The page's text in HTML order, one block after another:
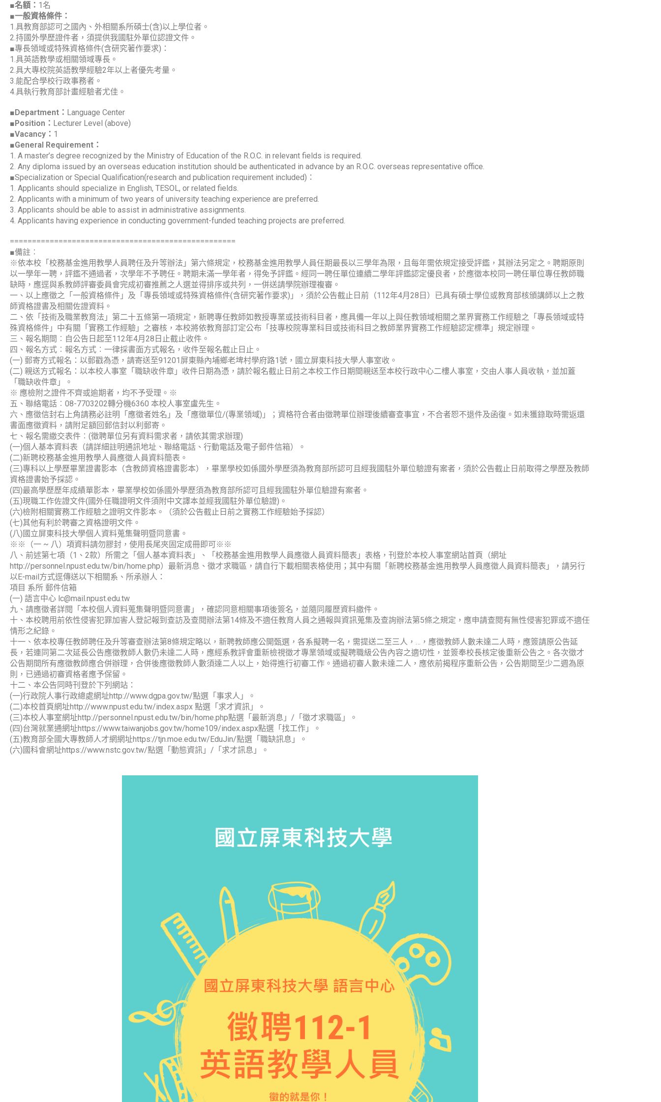
■名額： 1名
■一般資格條件：
1.具教育部認可之國內、外相關系所碩士(含)以上學位者。
2.持國外學歷證件者，須提供我國駐外單位認證文件。
■專長領域或特殊資格條件(含研究著作要求)：
1.具英語教學或相關領域專長。
2.具大專校院英語教學經驗2年以上者優先考量。
3.能配合學校行政事務者。
4.具執行教育部計畫經驗者尤佳。
■Department： Language Center
■Position： Lecturer Level (above)
■Vacancy： 1
■General Requirement：
1. A master’s degree recognized by the Ministry of Education of the R.O.C. in relevant fields is required.
2. Any diploma issued by an overseas education institution should be authenticated in advance by an R.O.C. overseas representative office.
■Specialization or Special Qualification(research and publication requirement included)：
1. Applicants should specialize in English, TESOL, or related fields.
2. Applicants with a minimum of two years of university teaching experience are preferred.
3. Applicants should be able to assist in administrative assignments.
4. Applicants having experience in conducting government-funded teaching projects are preferred.
===================================================
■備註︰
※依本校「校務基金進用教學人員聘任及升等辦法」第六條規定，校務基金進用教學人員任期最長以三學年為限，且每年需依規定接受評鑑，其辦法另定之。聘期原則
以一學年一聘，評鑑不通過者，次學年不予聘任。聘期未滿一學年者，得免予評鑑。經同一聘任單位連續二學年評鑑認定優良者，於應徵本校同一聘任單位專任教師職
缺時，應逕與系教師評審委員會完成初審推薦之人選並得排序或共列，一併送請學院辦理複審。
一、以上應徵之「一般資格條件」及「專長領域或特殊資格條件(含研究著作要求)」，須於公告截止日前（112年4月28日）已具有碩士學位或教育部核頒講師以上之教
師資格證書及相關佐證資料。
二、依「技術及職業教育法」第二十五條第一項規定，新聘專任教師如教授專業或技術科目者，應具備一年以上與任教領域相關之業界實務工作經驗之「專長領域或特
殊資格條件」中有關「實務工作經驗」之審核，本校將依教育部訂定公布「技專校院專業科目或技術科目之教師業界實務工作經驗認定標準」規定辦理。
三、報名期間︰自公告日起至112年4月28日止截止收件。
四、報名方式︰報名方式︰一律採書面方式報名，收件至報名截止日止。
(一) 郵寄方式報名：以郵戳為憑，請寄送至91201屏東縣內埔鄉老埤村學府路1號，國立屏東科技大學人事室收。
(二) 親送方式報名：以本校人事室「職缺收件章」收件日期為憑，請於報名截止日前之本校工作日期間親送至本校行政中心二樓人事室，交由人事人員收執，並加蓋
「職缺收件章」。
※ 應檢附之證件不齊或逾期者，均不予受理。※
五、聯絡電話︰08-7703202轉分機6360 本校人事室盧先生。
六、應徵信封右上角請務必註明「應徵者姓名」及「應徵單位/(專業領域)」；資格符合者由徵聘單位辦理後續審查事宜，不合者恕不退件及函復。如未獲錄取時需返還
書面應徵資料，請附足額回郵信封以利郵寄。
七、報名需繳交表件︰(徵聘單位另有資料需求者，請依其需求辦理)
(一)個人基本資料表（請詳細註明通訊地址、聯絡電話、行動電話及電子郵件信箱）。
(二)新聘校務基金進用教學人員應徵人員資料簡表。
(三)專科以上學歷畢業證書影本（含教師資格證書影本），畢業學校如係國外學歷須為教育部所認可且經我國駐外單位驗證有案者，須於公告截止日前取得之學歷及教師
資格證書始予採認。
(四)最高學歷歷年成績單影本，畢業學校如係國外學歷須為教育部所認可且經我國駐外單位驗證有案者。
(五)現職工作佐證文件(國外任職證明文件須附中文譯本並經我國駐外單位驗證)。
(六)檢附相關實務工作經驗之證明文件影本。（須於公告截止日前之實務工作經驗始予採認）
(七)其他有利於聘審之資格證明文件。
(八)國立屏東科技大學個人資料蒐集聲明暨同意書。
※※（一 ~ 八）項資料請勿膠封，使用長尾夾固定成冊即可※※
八、前述第七項（1、2款）所需之「個人基本資料表」、「校務基金進用教學人員應徵人員資料簡表」表格，刊登於本校人事室網站首頁（網址
http://personnel.npust.edu.tw/bin/home.php）最新消息、徵才求職區，請自行下載相關表格使用；其中有關「新聘校務基金進用教學人員應徵人員資料簡表」，請另行
以E-mail方式逕傳送以下相關系、所承辦人：
項目 系所 郵件信箱
(一) 語言中心 lc@mail.npust.edu.tw
九、請應徵者詳閱「本校個人資料蒐集聲明暨同意書」，確認同意相關事項後簽名，並隨同履歷資料繳件。
十、本校聘用前依性侵害犯罪加害人登記報到查訪及查閱辦法第14條及不適任教育人員之通報與資訊蒐集及查詢辦法第5條之規定，應申請查閱有無性侵害犯罪或不適任
情形之紀錄。
十一、依本校專任教師聘任及升等審查辦法第8條規定略以，新聘教師應公開甄選，各系擬聘一名，需提送二至三人，…，應徵教師人數未達二人時，應簽請原公告延
長，若連同第二次延長公告應徵教師人數仍未達二人時，應經系教評會重新檢視徵才專業領域或擬聘職級公告內容之適切性，並簽奉校長核定後重新公告之。各次徵才
公告期間所有應徵教師應合併辦理，合併後應徵教師人數須達二人以上，始得進行初審工作。通過初審人數未達二人，應依前揭程序重新公告，公告期間至少二週為原
則，已通過初審資格者應予保留。
十二、本公告同時刊登於下列網站：
(一)行政院人事行政總處網址http://www.dgpa.gov.tw/點選「事求人」。
(二)本校首頁網址http://www.npust.edu.tw/index.aspx 點選「求才資訊」。
(三)本校人事室網址http://personnel.npust.edu.tw/bin/home.php點選「最新消息」/「徵才求職區」。
(四)台灣就業通網址https://www.taiwanjobs.gov.tw/home109/index.aspx點選「找工作」。
(五)教育部全國大專教師人才網網址https://tjn.moe.edu.tw/EduJin/點選「職缺訊息」。
(六)國科會網址https://www.nstc.gov.tw/點選「動態資訊」/「求才訊息」。